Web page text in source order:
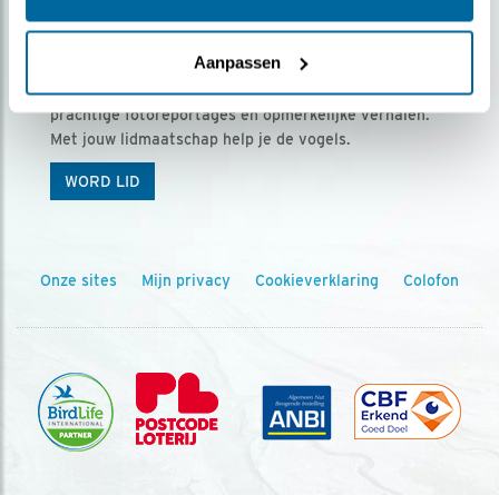
Aanpassen
Ontvang 5 x Vogels voor € 36,00 per jaar
Vogels is het tijdschrift voor onze leden, met
prachtige fotoreportages en opmerkelijke verhalen.
Met jouw lidmaatschap help je de vogels.
WORD LID
Onze sites Mijn privacy Cookieverklaring Colofon